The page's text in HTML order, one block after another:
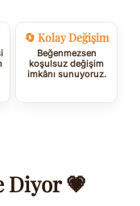
🔄 Kolay Değişim
Beğenmezsen
koşulsuz değişim
imkânı sunuyoruz.
Diyor 💗